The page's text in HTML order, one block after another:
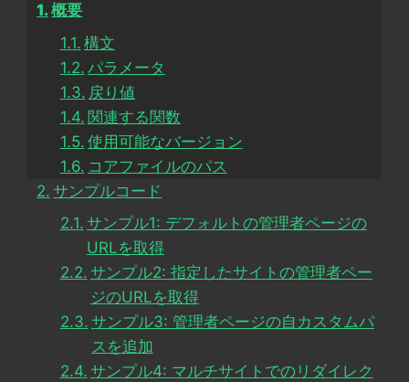
概要
構文
パラメータ
戻り値
関連する関数
使用可能なバージョン
コアファイルのパス
サンプルコード
サンプル1: デフォルトの管理者ページの
URLを取得
サンプル2: 指定したサイトの管理者ペー
ジのURLを取得
サンプル3: 管理者ページの自カスタムパ
スを追加
サンプル4: マルチサイトでのリダイレク